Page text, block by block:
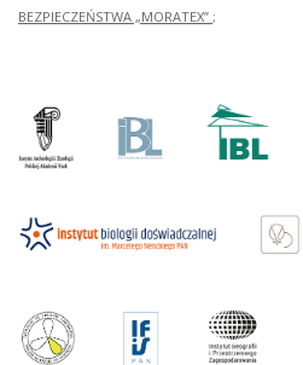
BEZPIECZEŃSTWA „MORATEX” ;